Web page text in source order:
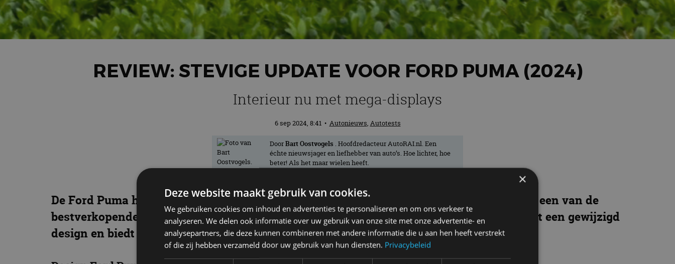
REVIEW: STEVIGE UPDATE VOOR FORD PUMA (2024)
Interieur nu met mega-displays
6 sep 2024, 8:41 • Autonieuws, Autotests
DoorBart Oostvogels . Hoofdredacteur AutoRAI.nl. Een
échte nieuwsjager en liefhebber van auto’s. Hoe lichter, hoe
beter! Als het maar wielen heeft.
De Ford Puma heeft een stevige opfrisbeurt gekregen. Dat is belangrijk, want de Puma is een van de
bestverkopende modellen van Ford in Europa. De nieuwste versie (Ford Puma 2024) heeft een gewijzigd
design en biedt vooral aan de binnenkant extra voorzieningen.
×
Deze website maakt gebruik van cookies.
We gebruiken cookies om inhoud en advertenties te personaliseren en om ons verkeer te
analyseren. We delen ook informatie over uw gebruik van onze site met onze advertentie- en
analysepartners, die deze kunnen combineren met andere informatie die u aan hen heeft verstrekt
of die zij hebben verzameld door uw gebruik van hun diensten. Privacybeleid